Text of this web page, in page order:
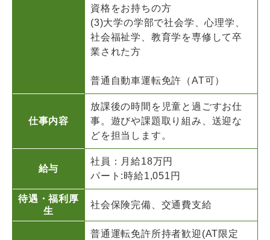
資格をお持ちの方
(3)大学の学部で社会学、心理学、
社会福祉学、教育学を専修して卒
業された方
普通自動車運転免許（AT可）
仕事内容
放課後の時間を児童と過ごすお仕
事。遊びや課題取り組み、送迎な
どを担当します。
給与
社員：月給18万円
パート:時給1,051円
待遇・福利厚
生
社会保険完備、交通費支給
普通運転免許所持者歓迎(AT限定